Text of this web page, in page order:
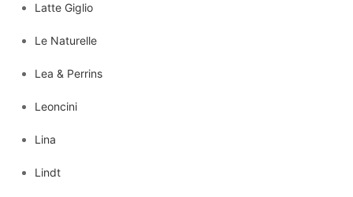
Latte Giglio
Le Naturelle
Lea & Perrins
Leoncini
Lina
Lindt